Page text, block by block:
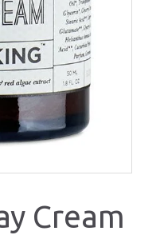
Cream